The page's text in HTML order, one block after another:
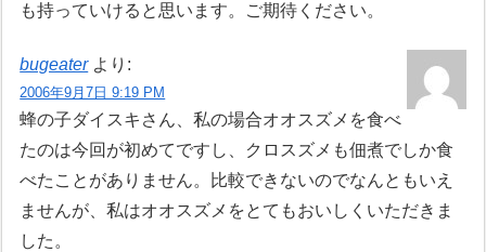
も持っていけると思います。ご期待ください。
bugeater より:
2006年9月7日 9:19 PM
蜂の子ダイスキさん、私の場合オオスズメを食べ
たのは今回が初めてですし、クロスズメも佃煮でしか食
べたことがありません。比較できないのでなんともいえ
ませんが、私はオオスズメをとてもおいしくいただきま
した。